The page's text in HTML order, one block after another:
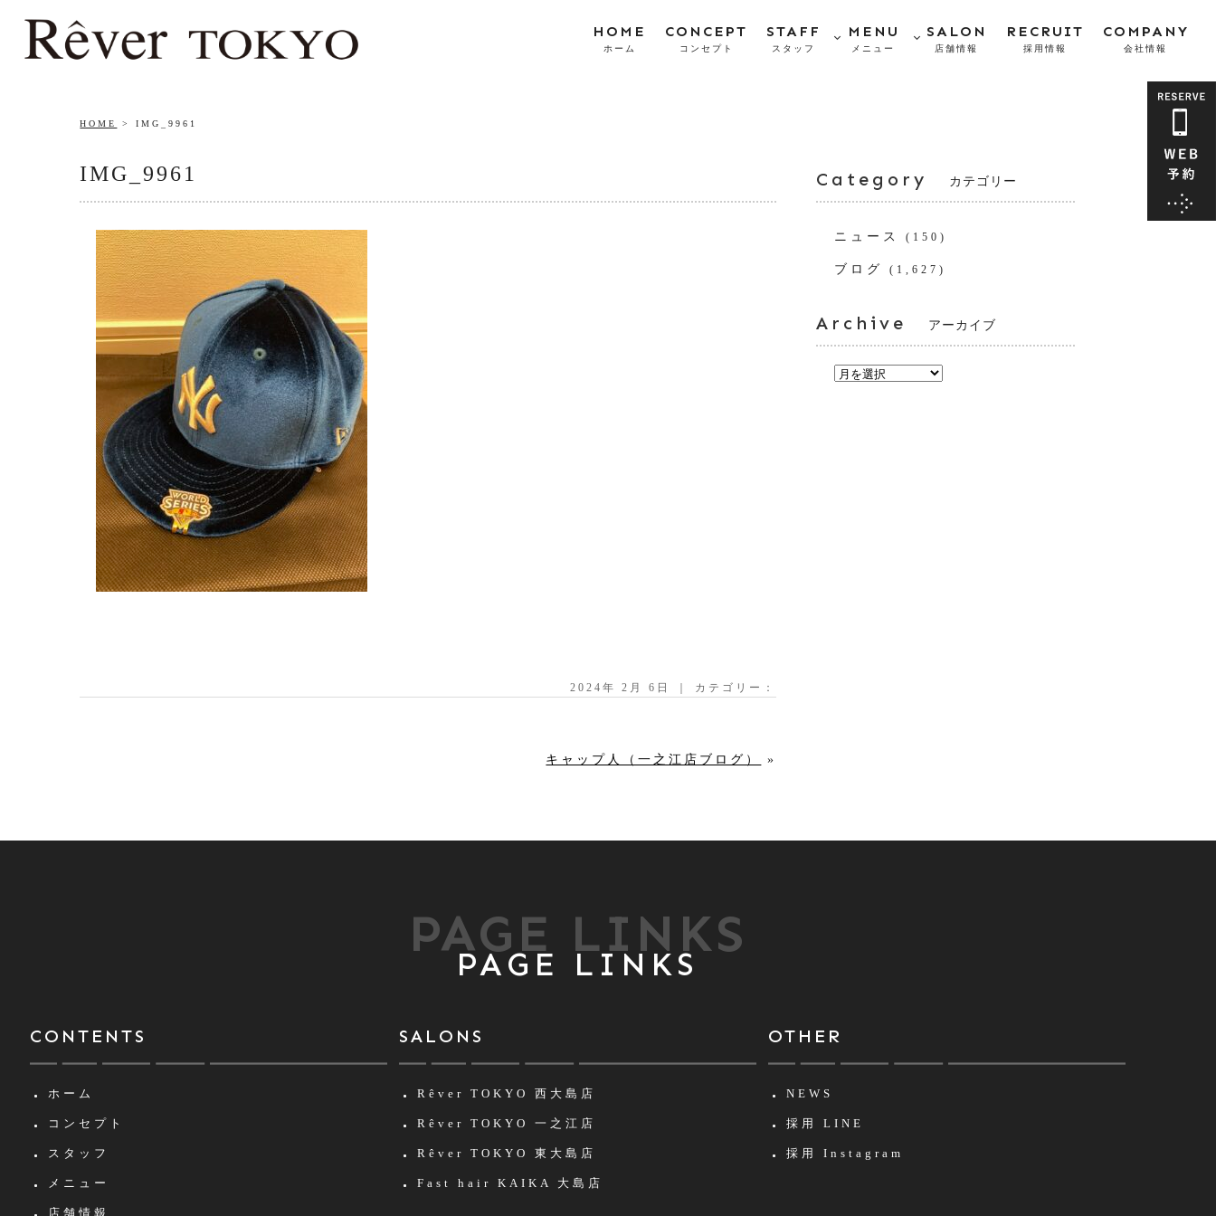
HOME
ホーム
CONCEPT
コンセプト
STAFF
スタッフ
MENU
メニュー
SALON
店舗情報
RECRUIT
採用情報
COMPANY
会社情報
HOME IMG_9961
IMG_9961
2024年 2月 6日 ｜ カテゴリー：
キャップ人（一之江店ブログ） »
Category カテゴリー
ニュース (150)
ブログ (1,627)
Archive アーカイブ
PAGE LINKS
PAGE LINKS
CONTENTS
ホーム
コンセプト
スタッフ
メニュー
店舗情報
SALONS
Rêver TOKYO 西大島店
Rêver TOKYO 一之江店
Rêver TOKYO 東大島店
Fast hair KAIKA 大島店
OTHER
NEWS
採用 LINE
採用 Instagram